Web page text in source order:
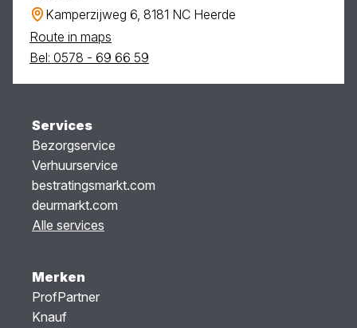
Kamperzijweg 6, 8181 NC Heerde
Route in maps
Bel: 0578 - 69 66 59
Services
Bezorgservice
Verhuurservice
bestratingsmarkt.com
deurmarkt.com
Alle services
Merken
ProfPartner
Knauf